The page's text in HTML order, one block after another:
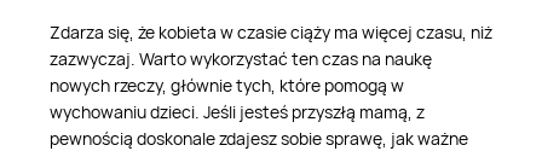
Zdarza się, że kobieta w czasie ciąży ma więcej czasu, niż
zazwyczaj. Warto wykorzystać ten czas na naukę
nowych rzeczy, głównie tych, które pomogą w
wychowaniu dzieci. Jeśli jesteś przyszłą mamą, z
pewnością doskonale zdajesz sobie sprawę, jak ważne